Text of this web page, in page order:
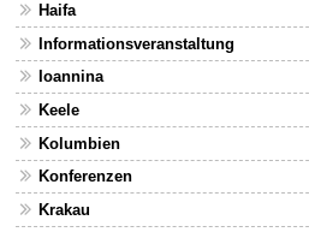
Haifa
Informationsveranstaltung
Ioannina
Keele
Kolumbien
Konferenzen
Krakau